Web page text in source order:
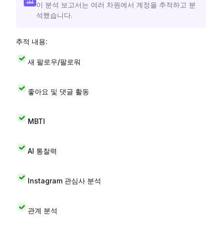
이 분석 보고서는 여러 차원에서 계정을 추적하고 분
석했습니다.
추적 내용:
새 팔로우/팔로워
좋아요 및 댓글 활동
MBTI
AI 통찰력
Instagram 관심사 분석
관계 분석